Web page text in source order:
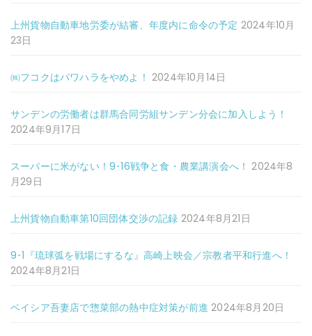
上州貨物自動車地労委が結審、年度内に命令の予定 2024年10月
23日
㈱フコクはパワハラをやめよ！ 2024年10月14日
サンデンの労働者は群馬合同労組サンデン分会に加入しよう！
2024年9月17日
スーパーに米がない！9･16戦争と食・農業講演会へ！ 2024年8
月29日
上州貨物自動車第10回団体交渉の記録 2024年8月21日
9･1『琉球弧を戦場にするな』高崎上映会／宗教者平和行進へ！
2024年8月21日
ベイシア吾妻店で惣菜部の熱中症対策が前進 2024年8月20日